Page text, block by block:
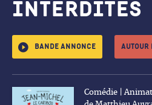
interdites
Bande annonce Autour
Comédie |